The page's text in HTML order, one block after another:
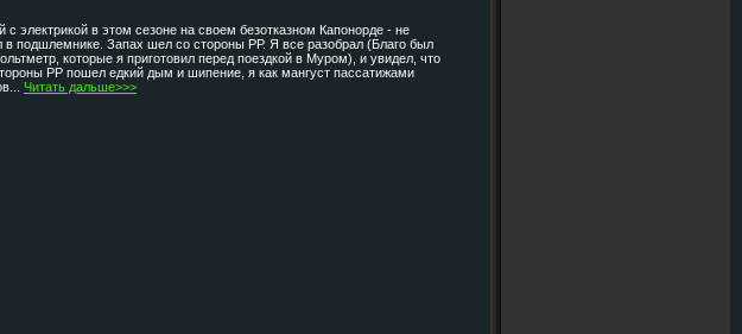
электрикой в этом сезоне на своем безотказном Капонорде - не
в подшлемнике. Запах шел со стороны РР. Я все разобрал (Благо был
которые я приготовил перед поездкой в Муром), и увидел, что
РР пошел едкий дым и шипение, я как мангуст пассатижами
Читать дальше>>>